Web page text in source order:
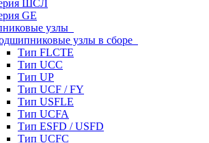
ШСЛ
GE
узлы
узлы в сборе
Тип FLCTE
Тип UCC
Тип UP
Тип UCF / FY
Тип USFLE
Тип UCFA
Тип ESFD / USFD
Тип UCFC